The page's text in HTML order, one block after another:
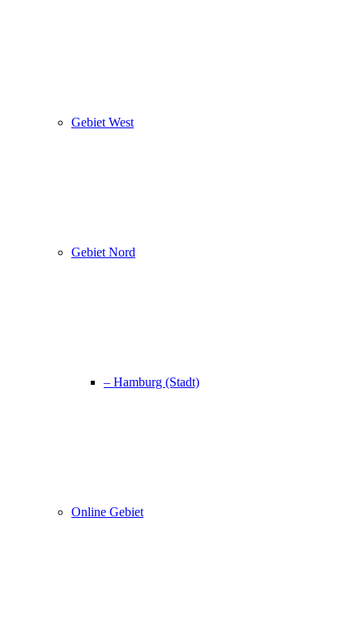
Gebiet West
Gebiet Nord
– Hamburg (Stadt)
Online Gebiet